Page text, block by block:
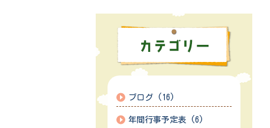
ブログ (16)
年間行事予定表 (6)